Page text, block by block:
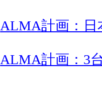
ALMA計画：
ALMA計画：3